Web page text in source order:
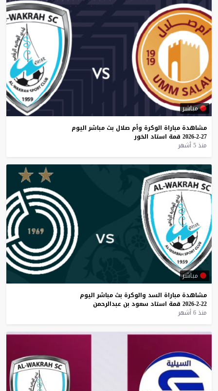
مباشر
مشاهدة مباراة الوكرة وأم صلال بث مباشر اليوم
27-2-2026
قمة استاد الخور
منذ 5 أشهر
مباشر
مشاهدة مباراة السد والوكرة بث مباشر اليوم
22-2-2026
قمة استاد سعود بن عبدالرحمن
منذ 6 أشهر